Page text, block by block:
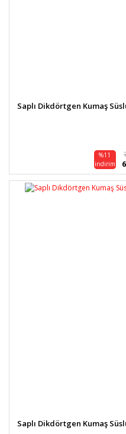
Saplı Dikdörtgen Kumaş
%11
indirim
Saplı Dikdörtgen Kumaş